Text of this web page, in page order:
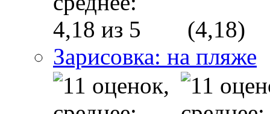
(4,18)
Зарисовка: на пляже